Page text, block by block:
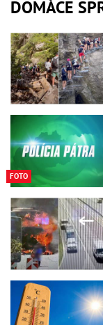
DOMÁCE
FOTO